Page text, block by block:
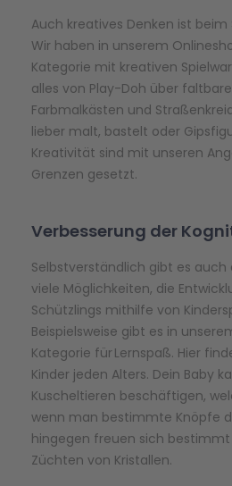
Auch kreatives Denken ist
Wir haben in unserem
Kategorie mit kreativen
alles von Play-Doh über
Farbmalkästen und
lieber malt, bastelt oder
Kreativität sind mit unseren
Grenzen gesetzt.
Verbesserung der
Selbstverständlich gibt es auch
viele Möglichkeiten, die
Schützlings mithilfe von
Beispielsweise gibt es in
Kategorie für Lernspaß. Hier
Kinder jeden Alters. Dein Baby
Kuscheltieren beschäftigen,
wenn man bestimmte Knöpfe
hingegen freuen sich bestimmt
Züchten von Kristallen.